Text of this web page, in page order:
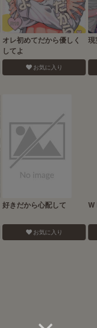
オレ初めてだから優しく
してよ
お気に入り
好きだから心配して
お気に入り